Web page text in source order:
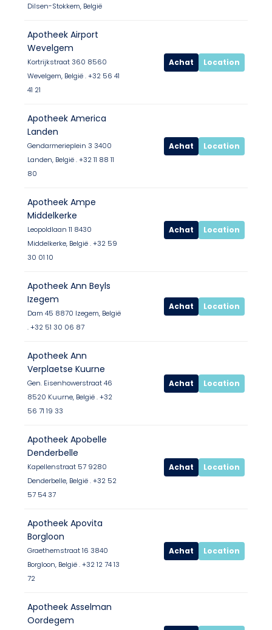
Dilsen-Stokkem, België
Apotheek Airport
Wevelgem
Kortrijkstraat 360 8560
Wevelgem, België . +32 56 41
41 21
Achat Location
Apotheek America
Landen
Gendarmerieplein 3 3400
Landen, België . +32 11 88 11
80
Achat Location
Apotheek Ampe
Middelkerke
Leopoldlaan 11 8430
Middelkerke, België . +32 59
30 01 10
Achat Location
Apotheek Ann Beyls
Izegem
Dam 45 8870 Izegem, België
. +32 51 30 06 87
Achat Location
Apotheek Ann
Verplaetse Kuurne
Gen. Eisenhowerstraat 46
8520 Kuurne, België . +32
56 71 19 33
Achat Location
Apotheek Apobelle
Denderbelle
Kapellenstraat 57 9280
Denderbelle, België . +32 52
57 54 37
Achat Location
Apotheek Apovita
Borgloon
Graethemstraat 16 3840
Borgloon, België . +32 12 74 13
72
Achat Location
Apotheek Asselman
Oordegem